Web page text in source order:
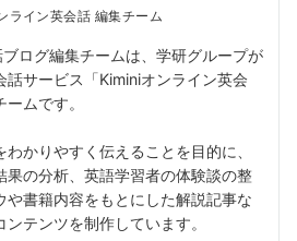
ライン英会話 編集チーム
ログ編集チームは、学研グループが
話サービス「Kiminiオンライン英会
ムです。
かりやすく伝えることを目的に、
果の分析、英語学習者の体験談の整
や書籍内容をもとにした解説記事な
テンツを制作しています。